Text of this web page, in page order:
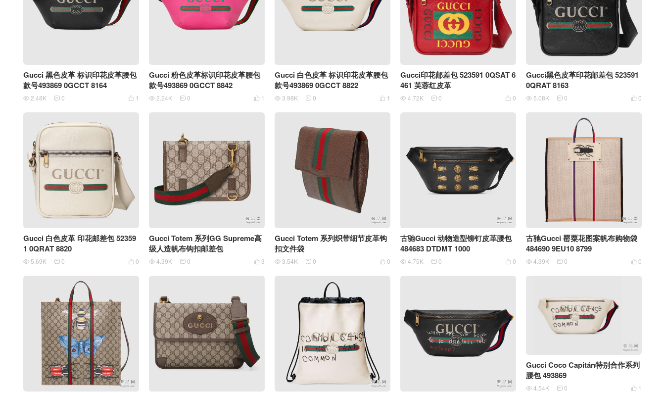
Gucci 黑色皮革 标识印花皮革腰包
款号493869 0GCCT 8164
 1
 2.48K  0
Gucci 粉色皮革标识印花皮革腰包
款号493869 0GCCT 8842
 1
 2.24K  0
Gucci 白色皮革 标识印花皮革腰包
款号493869 0GCCT 8822
 1
 3.98K  0
Gucci印花邮差包 523591 0QSAT 6
461 芙蓉红皮革
 0
 4.72K  0
Gucci黑色皮革印花邮差包 523591
0QRAT 8163
 0
 5.08K  0
Gucci 白色皮革 印花邮差包 52359
1 0QRAT 8820
 0
 5.69K  0
Gucci Totem 系列GG Supreme高
级人造帆布钩扣邮差包
 3
 4.39K  0
Gucci Totem 系列织带细节皮革钩
扣文件袋
 0
 3.54K  0
古驰Gucci 动物造型铆钉皮革腰包
484683 DTDMT 1000
 0
 4.75K  0
古驰Gucci 罂粟花图案帆布购物袋
484690 9EU10 8799
 0
 4.39K  0
Gucci Coco Capitán特别合作系列
腰包 493869
 1
 4.54K  0